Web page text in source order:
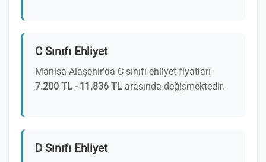
C Sınıfı Ehliyet
Manisa Alaşehir'da C sınıfı ehliyet fiyatları
7.200 TL - 11.836 TL arasında değişmektedir.
D Sınıfı Ehliyet